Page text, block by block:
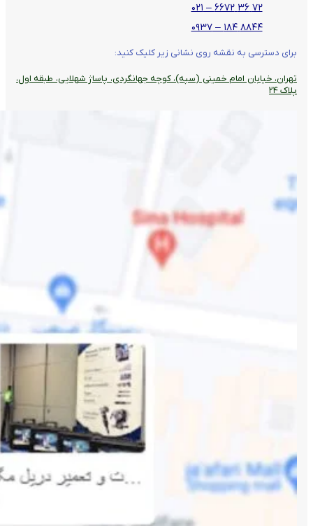
۷۲ ۳۶ ۶۶۷۲ – ۰۲۱
۸۸۴۴ ۱۸۴ – ۰۹۳۷
برای دسترسی به نقشه روی نشانی زیر کلیک کنید:
تهران، خیابان امام خمینی (سپه)، کوچه جهانگردی،‌ پاساژ شهلایی، طبقه اول،
پلاک ۲۴